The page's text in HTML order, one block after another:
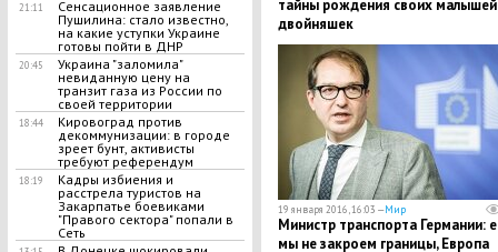
21:11
Сенсационное заявление
Пушилина: стало известно,
на какие уступки Украине
готовы пойти в ДНР
20:45
Украина "заломила"
невиданную цену на
транзит газа из России по
своей территории
18:44
Кировоград против
декоммунизации: в городе
зреет бунт, активисты
требуют референдум
18:19
Кадры избиения и
расстрела туристов на
Закарпатье боевиками
"Правого сектора" попали в
Сеть
тайны рождения своих
двойняшек
19 января 2016, 16:03 —Мир
Министр транспорта Германии:
мы не закроем границы, Европа